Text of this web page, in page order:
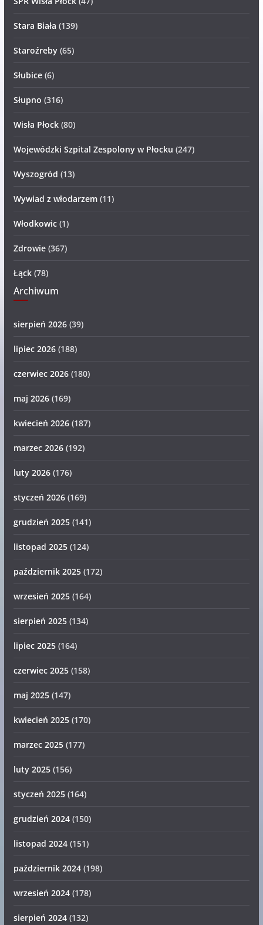
Stara Biała (139)
Staroźreby(65)
Słubice(6)
Słupno (316)
Wisła Płock(80)
Wojewódzki Szpital Zespolony w Płocku (247)
Wyszogród (13)
Wywiad z włodarzem(11)
Włodkowic(1)
Zdrowie(367)
Łąck(78)
Archiwum
sierpień 2026(39)
lipiec 2026(188)
czerwiec 2026(180)
maj 2026(169)
kwiecień 2026(187)
marzec 2026(192)
luty 2026(176)
styczeń 2026(169)
grudzień 2025(141)
listopad 2025(124)
październik 2025(172)
wrzesień 2025(164)
sierpień 2025(134)
lipiec 2025(164)
czerwiec 2025(158)
maj 2025(147)
kwiecień 2025(170)
marzec 2025(177)
luty 2025(156)
styczeń 2025(164)
grudzień 2024(150)
listopad 2024(151)
październik 2024(198)
wrzesień 2024(178)
sierpień 2024(132)